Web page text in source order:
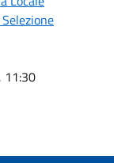
11:30